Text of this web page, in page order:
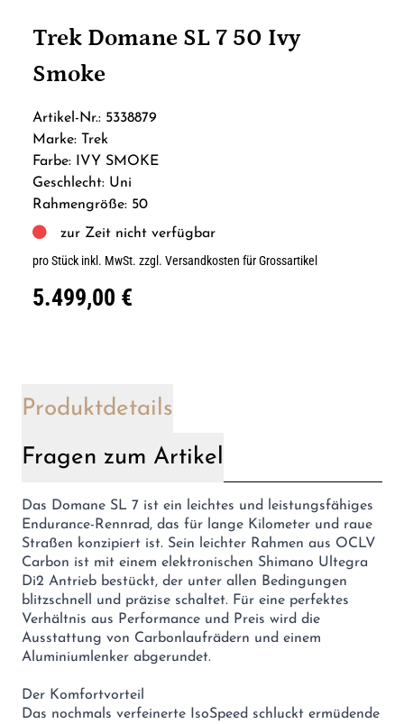
Trek Domane SL 7 50 Ivy
Smoke
Artikel-Nr.: 5338879
Marke: Trek
Farbe: IVY SMOKE
Geschlecht: Uni
Rahmengröße: 50
zur Zeit nicht verfügbar
pro Stück inkl. MwSt. zzgl. Versandkosten für Grossartikel
5.499,00 €
Produktdetails
Fragen zum Artikel
Das Domane SL 7 ist ein leichtes und leistungsfähiges
Endurance-Rennrad, das für lange Kilometer und raue
Straßen konzipiert ist. Sein leichter Rahmen aus OCLV
Carbon ist mit einem elektronischen Shimano Ultegra
Di2 Antrieb bestückt, der unter allen Bedingungen
blitzschnell und präzise schaltet. Für eine perfektes
Verhältnis aus Performance und Preis wird die
Ausstattung von Carbonlaufrädern und einem
Aluminiumlenker abgerundet.
Der Komfortvorteil
Das nochmals verfeinerte IsoSpeed schluckt ermüdende